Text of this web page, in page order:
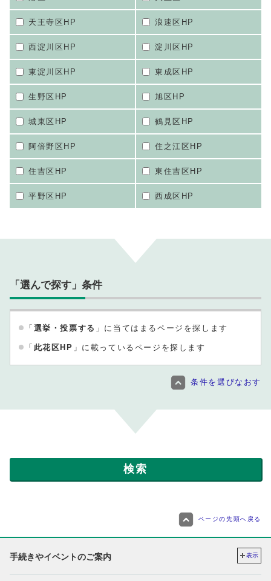
天王寺区HP 浪速区HP
西淀川区HP 淀川区HP
東淀川区HP 東成区HP
生野区HP 旭区HP
城東区HP 鶴見区HP
阿倍野区HP 住之江区HP
住吉区HP 東住吉区HP
平野区HP 西成区HP
「選んで探す」条件
「 選挙・投票する 」に当てはまるページを探します
「 此花区HP 」に載っているページを探します
条件を選びなおす
ページの先頭へ戻る
手続きやイベントのご案内 表示